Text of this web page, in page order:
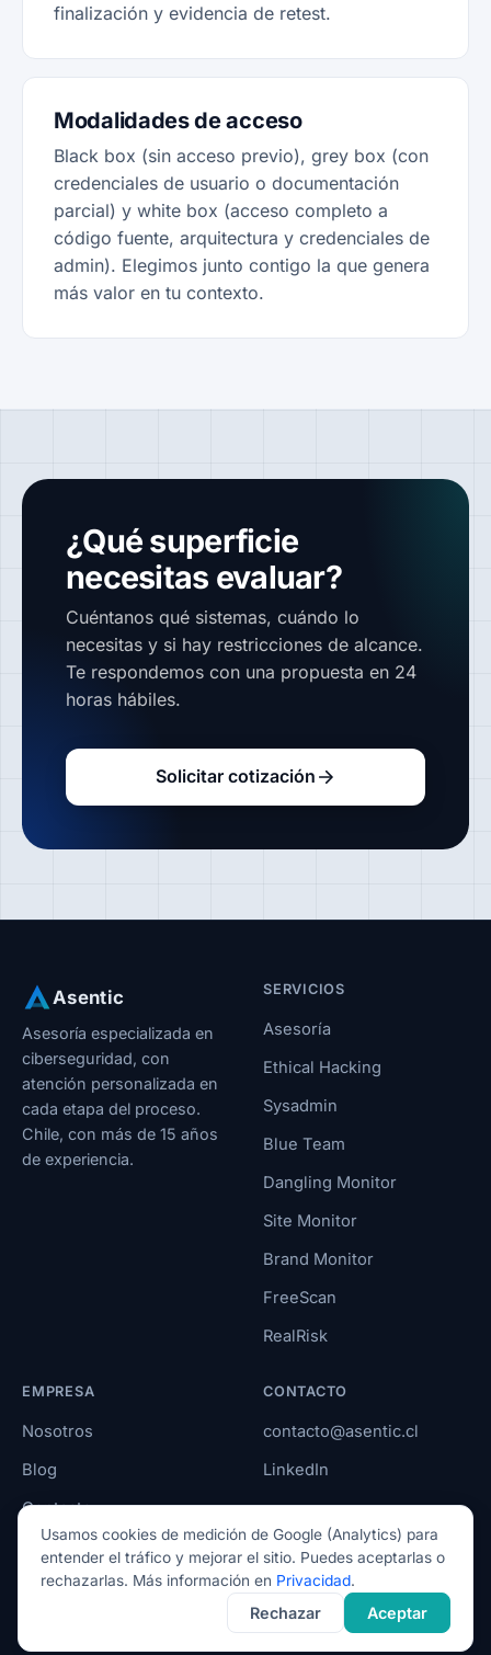
finalización y evidencia de retest.
Modalidades de acceso
Black box (sin acceso previo), grey box (con
credenciales de usuario o documentación
parcial) y white box (acceso completo a
código fuente, arquitectura y credenciales de
admin). Elegimos junto contigo la que genera
más valor en tu contexto.
¿Qué superficie
necesitas evaluar?
Cuéntanos qué sistemas, cuándo lo
necesitas y si hay restricciones de alcance.
Te respondemos con una propuesta en 24
horas hábiles.
Solicitar cotización
Asentic
Asesoría especializada en
ciberseguridad, con
atención personalizada en
cada etapa del proceso.
Chile, con más de 15 años
de experiencia.
SERVICIOS
Asesoría
Ethical Hacking
Sysadmin
Blue Team
Dangling Monitor
Site Monitor
Brand Monitor
FreeScan
RealRisk
EMPRESA
Nosotros
Blog
Contacto
CONTACTO
contacto@asentic.cl
LinkedIn
Privacidad Términos
Usamos cookies de medición de Google (Analytics) para
entender el tráfico y mejorar el sitio. Puedes aceptarlas o
rechazarlas. Más información en Privacidad.
Rechazar Aceptar